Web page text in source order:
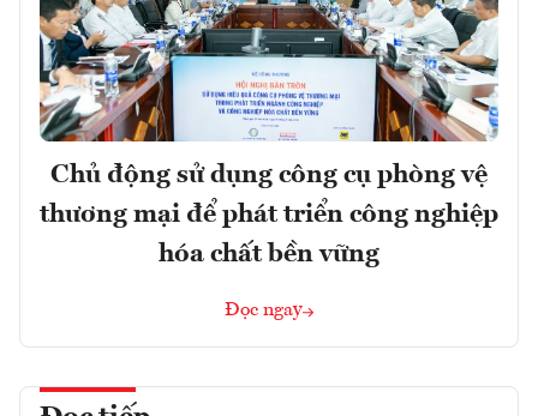
Chủ động sử dụng công cụ phòng vệ
thương mại để phát triển công nghiệp
hóa chất bền vững
Đọc ngay